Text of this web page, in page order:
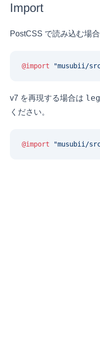
Import
PostCSS で読み込む場
@import "musubii/
v7 を再現する場合は
ください。
@import "musubii/